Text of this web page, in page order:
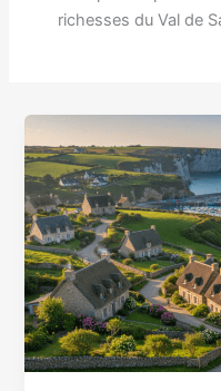
richesses du Val de